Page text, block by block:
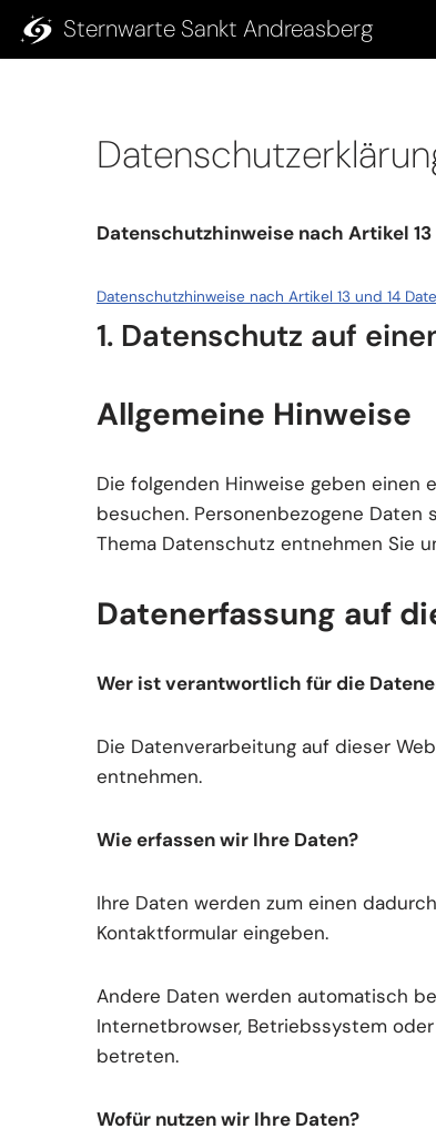
springen
Zum
Sternwarte Sankt Andreasberg
Datenschutzhinweise nach Artikel
Datenschutzhinweise nach Artikel 13 und 14
1. Datenschutz auf
Allgemeine Hinweise
Die folgenden Hinweise geben einen
besuchen. Personenbezogene
Thema Datenschutz entnehmen Sie
Datenerfassung auf
Wer ist verantwortlich für die
Die Datenverarbeitung auf dieser
entnehmen.
Wie erfassen wir Ihre Daten?
Ihre Daten werden zum einen
Kontaktformular eingeben.
Andere Daten werden automatisch
Internetbrowser, Betriebssystem
betreten.
Wofür nutzen wir Ihre Daten?